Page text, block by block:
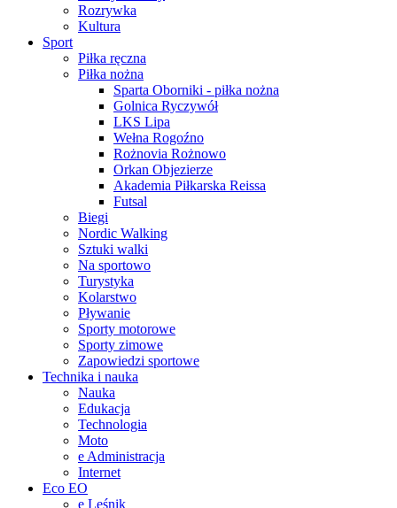
Rozrywka
Kultura
Sport
Piłka ręczna
Piłka nożna
Sparta Oborniki - piłka nożna
Golnica Ryczywół
LKS Lipa
Wełna Rogoźno
Rożnovia Rożnowo
Orkan Objezierze
Akademia Piłkarska Reissa
Futsal
Biegi
Nordic Walking
Sztuki walki
Na sportowo
Turystyka
Kolarstwo
Pływanie
Sporty motorowe
Sporty zimowe
Zapowiedzi sportowe
Technika i nauka
Nauka
Edukacja
Technologia
Moto
e Administracja
Internet
Eco EO
e Leśnik